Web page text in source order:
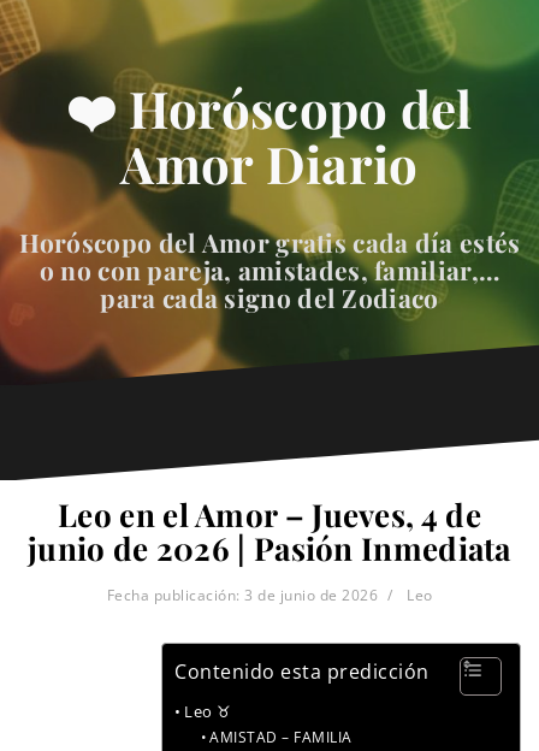
❤️ Horóscopo del
Amor Diario
Horóscopo del Amor gratis cada día estés
o no con pareja, amistades, familiar,…
para cada signo del Zodiaco
Leo en el Amor – Jueves, 4 de
junio de 2026 | Pasión Inmediata
Fecha publicación: 3 de junio de 2026 Leo
Contenido esta predicción
Leo ♉
AMISTAD – FAMILIA